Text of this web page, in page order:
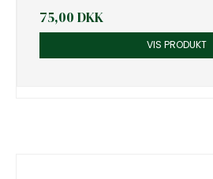
75,00 DKK
VIS PRODUKT